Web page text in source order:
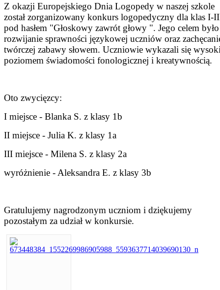
Z okazji Europejskiego Dnia Logopedy w naszej szkole
został zorganizowany konkurs logopedyczny dla klas I-
pod hasłem "Głoskowy zawrót głowy ". Jego celem było
rozwijanie sprawności językowej uczniów oraz
twórczej zabawy słowem. Uczniowie wykazali się
poziomem świadomości fonologicznej i kreatywnością.
Oto zwycięzcy:
I miejsce - Blanka S. z klasy 1b
II miejsce - Julia K. z klasy 1a
III miejsce - Milena S. z klasy 2a
wyróżnienie - Aleksandra E. z klasy 3b
Gratulujemy nagrodzonym uczniom i dziękujemy
pozostałym za udział w konkursie.